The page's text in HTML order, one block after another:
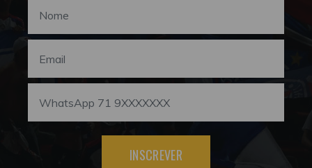
INSCREVER